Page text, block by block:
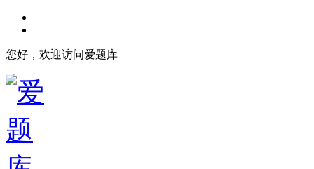
您好，欢迎访问爱题库